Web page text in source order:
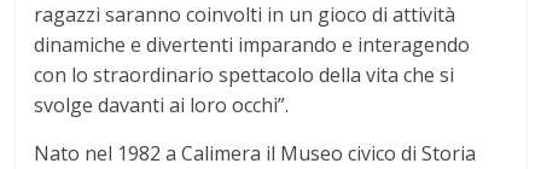
ragazzi saranno coinvolti in un gioco di attività
dinamiche e divertenti imparando e interagendo
con lo straordinario spettacolo della vita che si
svolge davanti ai loro occhi”.
Nato nel 1982 a Calimera il Museo civico di Storia